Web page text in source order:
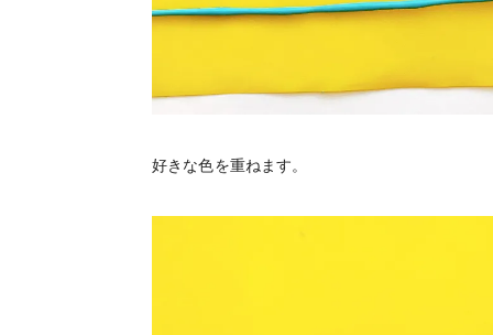
好きな色を重ねます。